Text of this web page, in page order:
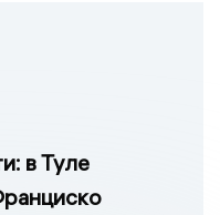
в Туле